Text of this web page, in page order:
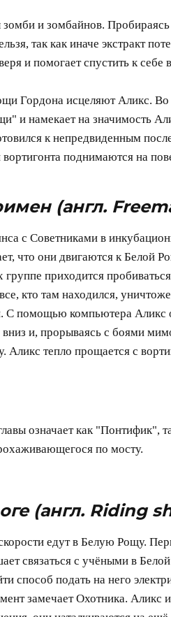
и зомбайнов.
так как иначе экстракт
и помогает спустить к
Гордона исцеляют Аликс.
и намекает на значимость
к непредвиденным
поднимаются на
(англ.
с Советниками в
что они двигаются к Белой
приходится
кто там находился,
С помощью компьютера
и, прорываясь с боями
Аликс тепло прощается с
означает как "Понтифик",
по мосту.
(англ. Riding
едут в Белую Рощу.
связаться с учёными в
способ подать на него
замечает Охотника.